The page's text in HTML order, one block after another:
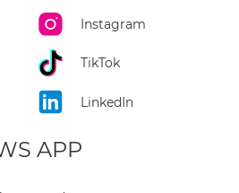
Instagram
TikTok
LinkedIn
APP